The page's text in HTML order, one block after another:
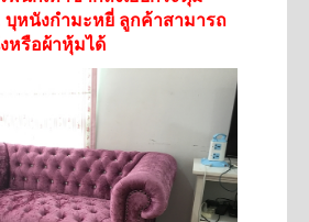
หนังกำมะหยี่ ลูกค้าสามารถ
หรือผ้าหุ้มได้